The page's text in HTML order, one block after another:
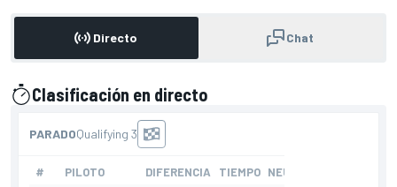
Directo Chat
Clasificación en directo